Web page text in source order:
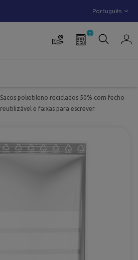
Português
0
Sacos polietileno reciclados 50% com fecho
reutilizável e faixas para escrever